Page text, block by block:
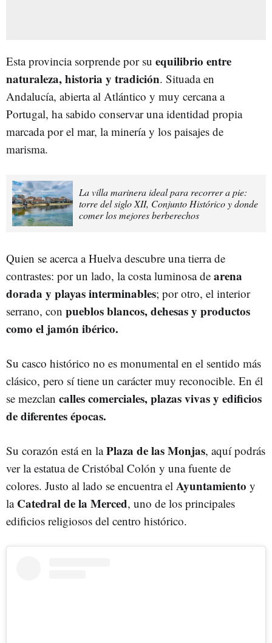
Esta provincia sorprende por su equilibrio entre
naturaleza, historia y tradición. Situada en
Andalucía, abierta al Atlántico y muy cercana a
Portugal, ha sabido conservar una identidad propia
marcada por el mar, la minería y los paisajes de
marisma.
La villa marinera ideal para recorrer a pie:
torre del siglo XII, Conjunto Histórico y donde
comer los mejores berberechos
Quien se acerca a Huelva descubre una tierra de
contrastes: por un lado, la costa luminosa de arena
dorada y playas interminables; por otro, el interior
serrano, con pueblosblancos, dehesas y productos
como el jamón ibérico.
Su casco histórico no es monumental en el sentido más
clásico, pero sí tiene un carácter muy reconocible. En él
se mezclan calles comerciales, plazas vivas y edificios
de diferentes épocas.
Su corazón está en laPlaza de las Monjas, aquí podrás
ver la estatua de Cristóbal Colón y una fuente de
colores. Justo al lado se encuentra el Ayuntamiento y
la Catedral de la Merced, uno de los principales
edificios religiosos del centro histórico.